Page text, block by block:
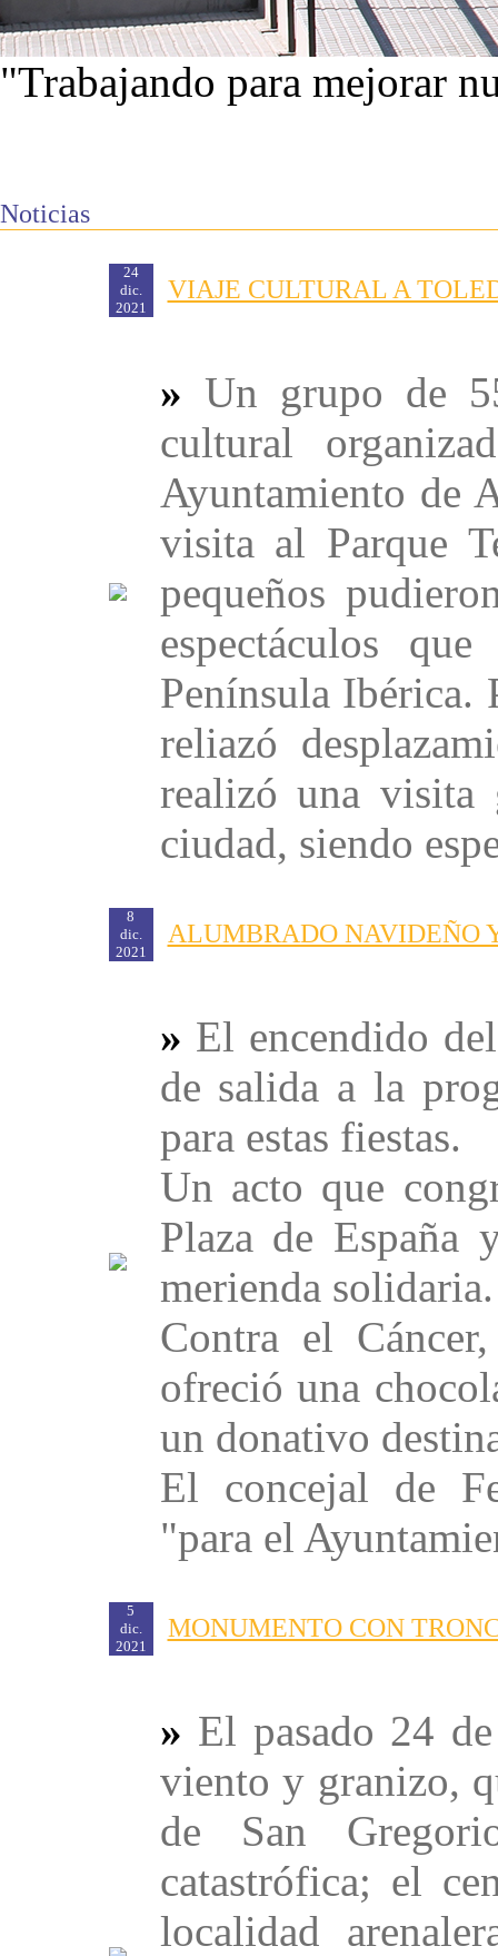
"Trabajando para mejorar
Noticias
24
dic.
2021
VIAJE CULTURAL A
» Un grupo de
cultural
Ayuntamiento de
visita al Parque
pequeños
espectáculos
Península Ibérica.
reliazó
realizó una visita
ciudad, siendo
8
dic.
2021
ALUMBRADO NAVIDEÑO
» El encendido
de salida a la
para estas fiestas.
Un acto que
Plaza de España
merienda
Contra el
ofreció una
un donativo
El concejal de
"para el
5
dic.
2021
MONUMENTO CON
» El pasado 24
viento y granizo,
de San
catastrófica; el
localidad